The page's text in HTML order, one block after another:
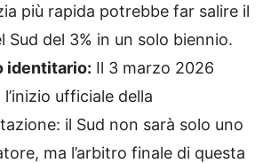
più rapida potrebbe far salire il
Sud del 3% in un solo biennio.
identitario: Il 3 marzo 2026
l’inizio ufficiale della
il Sud non sarà solo uno
ma l’arbitro finale di questa